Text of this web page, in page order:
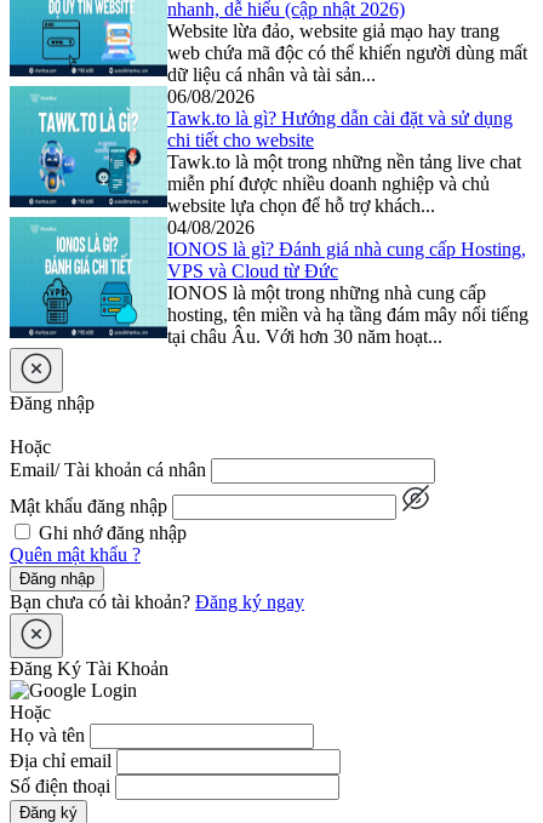
nhanh, dễ hiểu (cập nhật 2026)
Website lừa đảo, website giả mạo hay trang
web chứa mã độc có thể khiến người dùng mất
dữ liệu cá nhân và tài sản...
06/08/2026
Tawk.to là gì? Hướng dẫn cài đặt và sử dụng
chi tiết cho website
Tawk.to là một trong những nền tảng live chat
miễn phí được nhiều doanh nghiệp và chủ
website lựa chọn để hỗ trợ khách...
04/08/2026
IONOS là gì? Đánh giá nhà cung cấp Hosting,
VPS và Cloud từ Đức
IONOS là một trong những nhà cung cấp
hosting, tên miền và hạ tầng đám mây nổi tiếng
tại châu Âu. Với hơn 30 năm hoạt...
Đăng nhập
Hoặc
Email/ Tài khoản cá nhân
Mật khẩu đăng nhập
Ghi nhớ đăng nhập
Quên mật khẩu ?
Đăng nhập
Bạn chưa có tài khoản? Đăng ký ngay
Đăng Ký Tài Khoản
Hoặc
Họ và tên
Địa chỉ email
Số điện thoại
Đăng ký